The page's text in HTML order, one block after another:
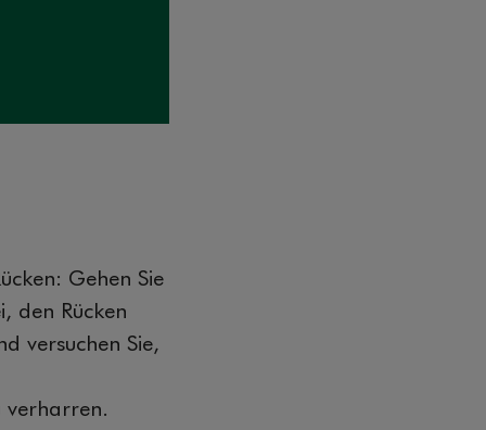
Gehen Sie
den Rücken
versuchen Sie,
verharren.